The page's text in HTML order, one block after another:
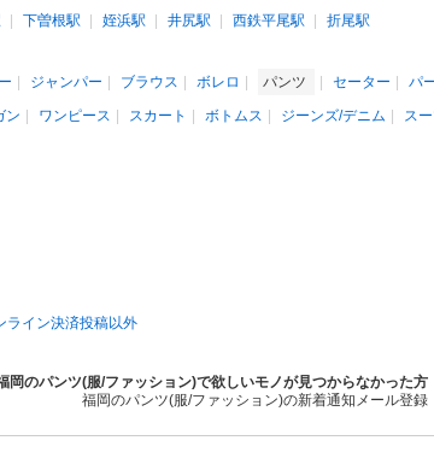
下曽根駅 姪浜駅 井尻駅 西鉄平尾駅
折尾駅
ジャンパー ブラウス ボレロ パンツ セーター パ
ン ワンピース スカート ボトムス ジーンズ/デニム ス
ライン決済投稿以外
岡のパンツ(服/ファッション)で欲しいモノが見つからなかった方
福岡のパンツ(服/ファッション)の新着通知メール登録